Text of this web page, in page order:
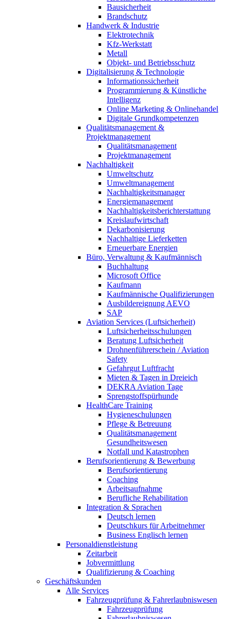
Bausicherheit
Brandschutz
Handwerk & Industrie
Elektrotechnik
Kfz-Werkstatt
Metall
Objekt- und Betriebsschutz
Digitalisierung & Technologie
Informationssicherheit
Programmierung & Künstliche
Intelligenz
Online Marketing & Onlinehandel
Digitale Grundkompetenzen
Qualitätsmanagement &
Projektmanagement
Qualitätsmanagement
Projektmanagement
Nachhaltigkeit
Umweltschutz
Umweltmanagement
Nachhaltigkeitsmanager
Energiemanagement
Nachhaltigkeitsberichterstattung
Kreislaufwirtschaft
Dekarbonisierung
Nachhaltige Lieferketten
Erneuerbare Energien
Büro, Verwaltung & Kaufmännisch
Buchhaltung
Microsoft Office
Kaufmann
Kaufmännische Qualifizierungen
Ausbildereignung AEVO
SAP
Aviation Services (Luftsicherheit)
Luftsicherheitsschulungen
Beratung Luftsicherheit
Drohnenführerschein / Aviation
Safety
Gefahrgut Luftfracht
Mieten & Tagen in Dreieich
DEKRA Aviation Tage
Sprengstoffspürhunde
HealthCare Training
Hygieneschulungen
Pflege & Betreuung
Qualitätsmanagement
Gesundheitswesen
Notfall und Katastrophen
Berufsorientierung & Bewerbung
Berufsorientierung
Coaching
Arbeitsaufnahme
Berufliche Rehabilitation
Integration & Sprachen
Deutsch lernen
Deutschkurs für Arbeitnehmer
Business Englisch lernen
Personaldienstleistung
Zeitarbeit
Jobvermittlung
Qualifizierung & Coaching
Geschäftskunden
Alle Services
Fahrzeugprüfung & Fahrerlaubniswesen
Fahrzeugprüfung